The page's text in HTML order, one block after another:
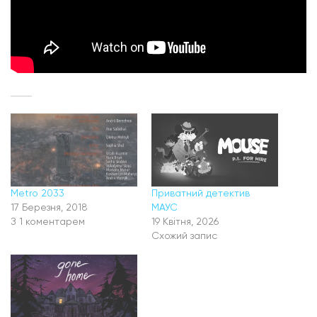
Metro 2033
17 Березня, 2018
З 1 коментарем
Приватний детектив
МАУС
19 Квітня, 2026
Схожий запис